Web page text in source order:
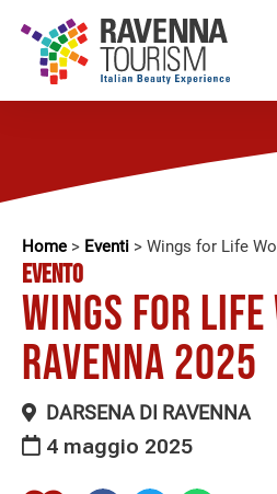
Home > Eventi > Wings for Life
EVENTO
Wings for Life
Ravenna 2025
DARSENA DI RAVENNA
4 maggio 2025